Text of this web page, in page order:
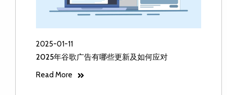
2025-01-11
2025年谷歌广告有哪些更新及如何应对
Read More